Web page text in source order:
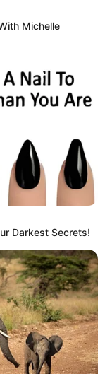
Michelle
Darkest Secrets!